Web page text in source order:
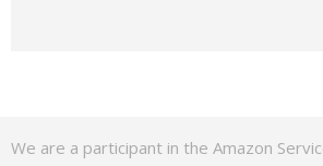
We are a participant in the Amazon